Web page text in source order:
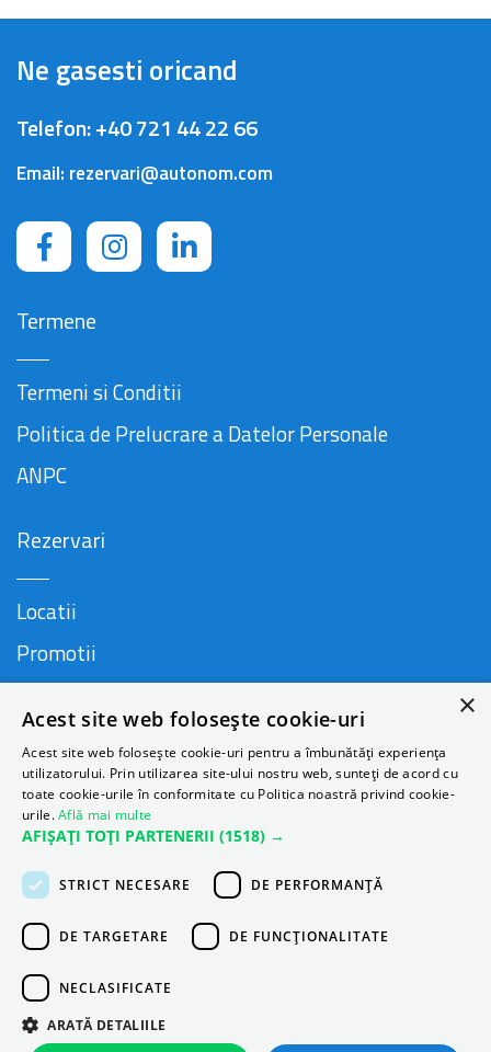
Ne gasesti oricand
Telefon:+40 721 44 22 66
Email: rezervari@autonom.com
Termene
Termeni si Conditii
Politica de Prelucrare a Datelor Personale
ANPC
Rezervari
Locatii
Promotii
Companie
Contact
Despre Autonom
×
Acest site web folosește cookie-uri
Acest site web folosește cookie-uri pentru a îmbunătăți experiența
utilizatorului. Prin utilizarea site-ului nostru web, sunteți de acord cu
toate cookie-urile în conformitate cu Politica noastră privind cookie-
urile.Află mai multe
AFIȘAȚI TOȚI PARTENERII (1518) →
STRICT NECESARE DE PERFORMANȚĂ
DE TARGETARE DE FUNCŢIONALITATE
NECLASIFICATE
ARATĂ DETALIILE